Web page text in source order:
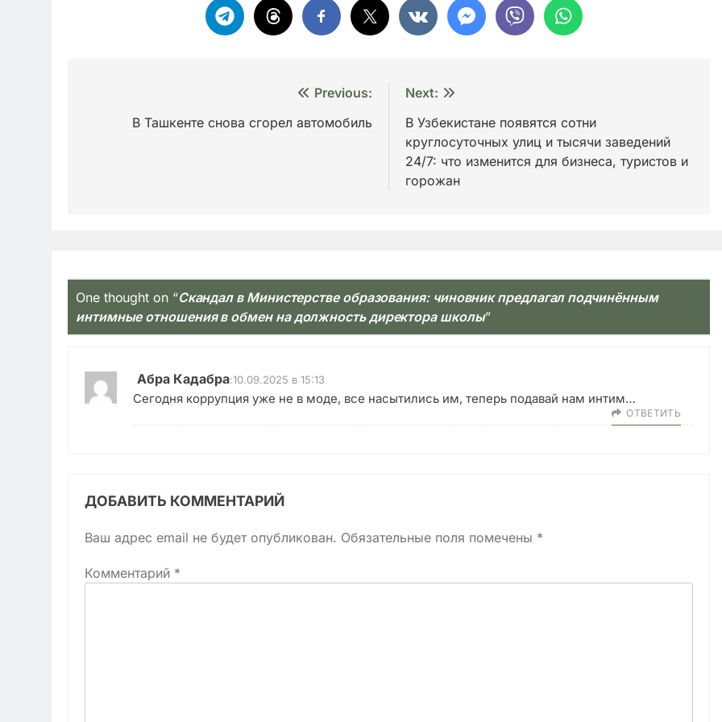
Previous:
В Ташкенте снова сгорел автомобиль
Next:
В Узбекистане появятся сотни
круглосуточных улиц и тысячи заведений
24/7: что изменится для бизнеса, туристов и
горожан
One thought on “Скандал в Министерстве образования: чиновник предлагал подчинённым
интимные отношения в обмен на должность директора школы”
Абра Кадабра:10.09.2025 в 15:13
Сегодня коррупция уже не в моде, все насытились им, теперь подавай нам интим…
ОТВЕТИТЬ
ДОБАВИТЬ КОММЕНТАРИЙ
Ваш адрес email не будет опубликован. Обязательные поля помечены *
Комментарий *